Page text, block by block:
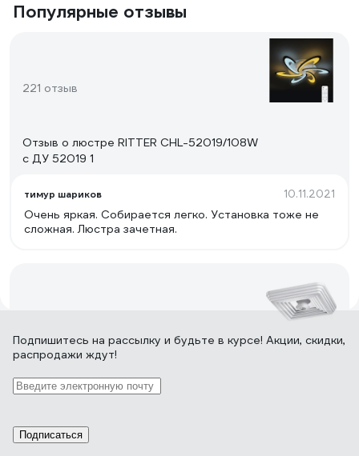
Популярные отзывы
221 отзыв
Отзыв о люстре RITTER CHL-52019/108W
с ДУ 52019 1
тимур шариков 10.11.2021
Очень яркая. Собирается легко. Установка тоже не
сложная. Люстра зачетная.
25W 358604
Сергий
Добротный светильник.
Подпишитесь на рассылку и будьте в курсе! Акции, скидки,
распродажи ждут!
Подписаться